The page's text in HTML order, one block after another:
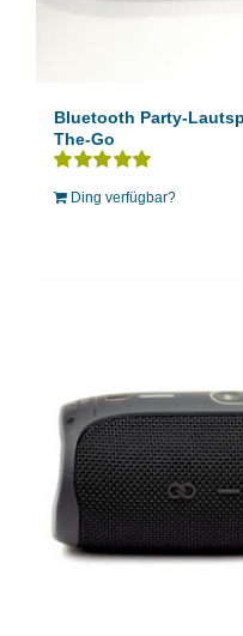
Bluetooth Party-
The-Go
Bewertet
mit5.00von 5
Ding verfügbar?